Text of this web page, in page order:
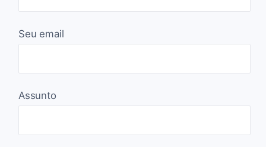
Seu email
Assunto